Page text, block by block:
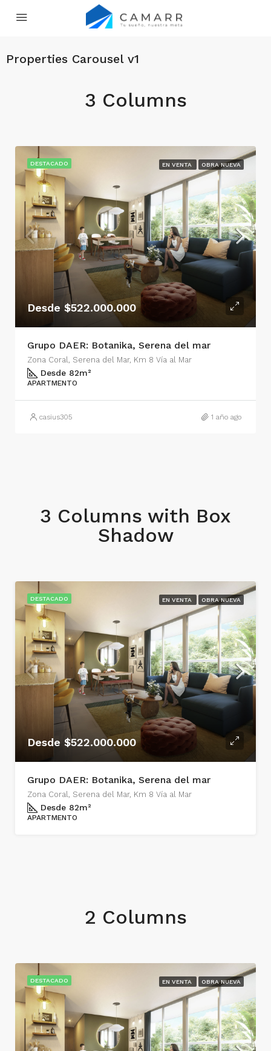
Properties Carousel v1
3 Columns
DESTACADO EN VENTA OBRA NUEVA
Desde $522.000.000
Grupo DAER: Botanika, Serena del mar
Zona Coral, Serena del Mar, Km 8 Vía al Mar
Desde 82m²
APARTMENTO
casius305 1 año ago
3 Columns with Box
Shadow
DESTACADO EN VENTA OBRA NUEVA
Desde $522.000.000
Grupo DAER: Botanika, Serena del mar
Zona Coral, Serena del Mar, Km 8 Vía al Mar
Desde 82m²
APARTMENTO
2 Columns
DESTACADO EN VENTA OBRA NUEVA